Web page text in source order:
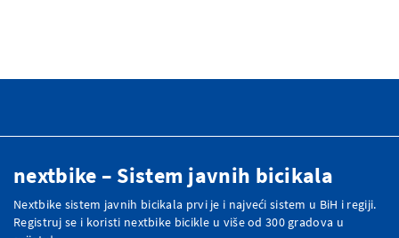
nextbike – Sistem javnih bicikala
Nextbike sistem javnih bicikala prvi je i najveći sistem u BiH i regiji.
Registruj se i koristi nextbike bicikle u više od 300 gradova u